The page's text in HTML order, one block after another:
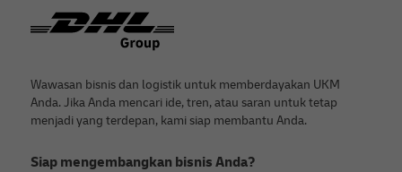
Footer
Wawasan bisnis dan logistik untuk memberdayakan UKM
Anda. Jika Anda mencari ide, tren, atau saran untuk tetap
menjadi yang terdepan, kami siap membantu Anda.
Siap mengembangkan bisnis Anda?